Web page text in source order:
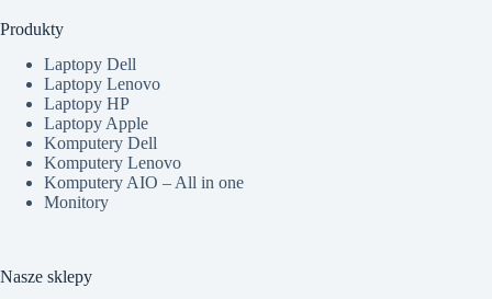
Produkty
Laptopy Dell
Laptopy Lenovo
Laptopy HP
Laptopy Apple
Komputery Dell
Komputery Lenovo
Komputery AIO – All in one
Monitory
Nasze sklepy